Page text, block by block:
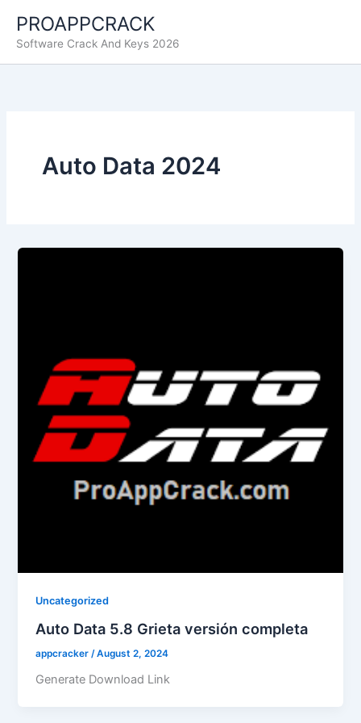
contenido
PROAPPCRACK
Software Crack And Keys 2026
Auto Data 2024
Uncategorized
Auto Data 5.8 Grieta versión completa
appcracker /August 2, 2024
Generate Download Link